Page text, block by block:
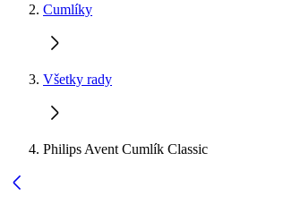
Cumlíky
Všetky rady
Philips Avent Cumlík Classic